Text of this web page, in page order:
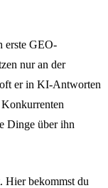
erste GEO-
nur an der
er in KI-Antworten
Dinge über ihn
Hier bekommst du